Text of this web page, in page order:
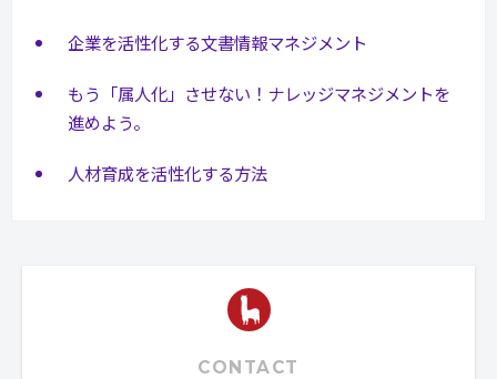
企業を活性化する文書情報マネジメント
もう「属人化」させない！ナレッジマネジメントを
進めよう。
人材育成を活性化する方法
CONTACT